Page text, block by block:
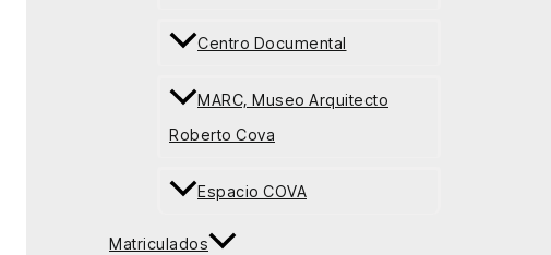
Centro Documental
MARC, Museo Arquitecto
Roberto Cova
Espacio COVA
Matriculados